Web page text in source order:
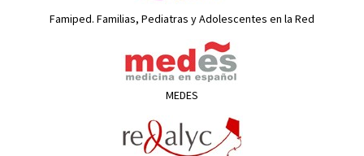
Famiped. Familias, Pediatras y Adolescentes en la Red
MEDES